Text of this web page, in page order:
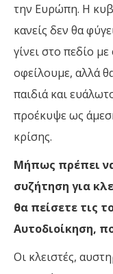
την Ευρώπη. Η
κανείς δεν θα
γίνει στο πεδίο
οφείλουμε, αλλά
παιδιά και
προέκυψε ως
κρίσης.
Μήπως πρέπει
συζήτηση για
θα πείσετε τις
Αυτοδιοίκηση,
Οι κλειστές,